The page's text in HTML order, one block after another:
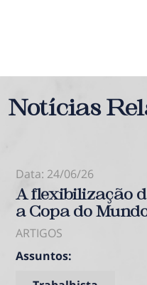
Notícias
Data: 24/06/26
A flexibilização
a Copa do
ARTIGOS
Assuntos: